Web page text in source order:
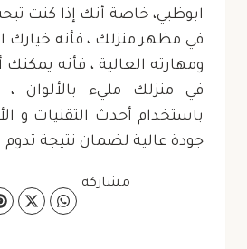
ابوظبي، خاصة أنك إذا كنت
في مظهر منزلك ، فأنه خيارك
ومهارته العالية ، فأنه
في منزلك مليء بالألوان
باستخدام أحدث التقنيات و
جودة عالية لضمان نتيجة
مشاركة